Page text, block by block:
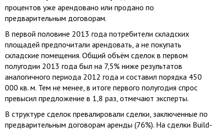
процентов уже арендовано или продано по
предварительным договорам.
В первой половине 2013 года потребители складских
площадей предпочитали арендовать, а не покупать
складские помещения. Общий объём сделок в первом
полугодии 2013 года был на 7,5% ниже результатов
аналогичного периода 2012 года и составил порядка 450
000 кв. м. Тем не менее, в итоге первого полугодия спрос
превысил предложение в 1,8 раз, отмечают эксперты.
В структуре сделок превалировали сделки, заключенные по
предварительным договорам аренды (76%). На сделки Build-